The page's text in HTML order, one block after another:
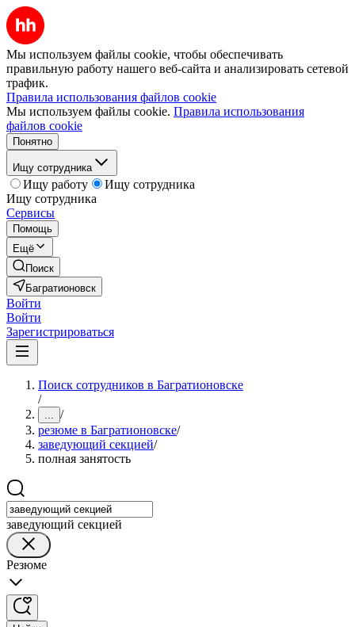
Мы используем файлы cookie, чтобы обеспечивать
правильную работу нашего веб-сайта и анализировать сетевой
трафик.
Правила использования файлов cookie
Мы используем файлы cookie. Правила использования
файлов cookie
Понятно
Ищу сотрудника
Ищу работу
Ищу сотрудника
Ищу сотрудника
Сервисы
Помощь
Ещё
Поиск
Багратионовск
Войти
Войти
Зарегистрироваться
Поиск сотрудников в Багратионовске
/
... /
резюме в Багратионовске/
заведующий секцией/
полная занятость
заведующий секцией
Резюме